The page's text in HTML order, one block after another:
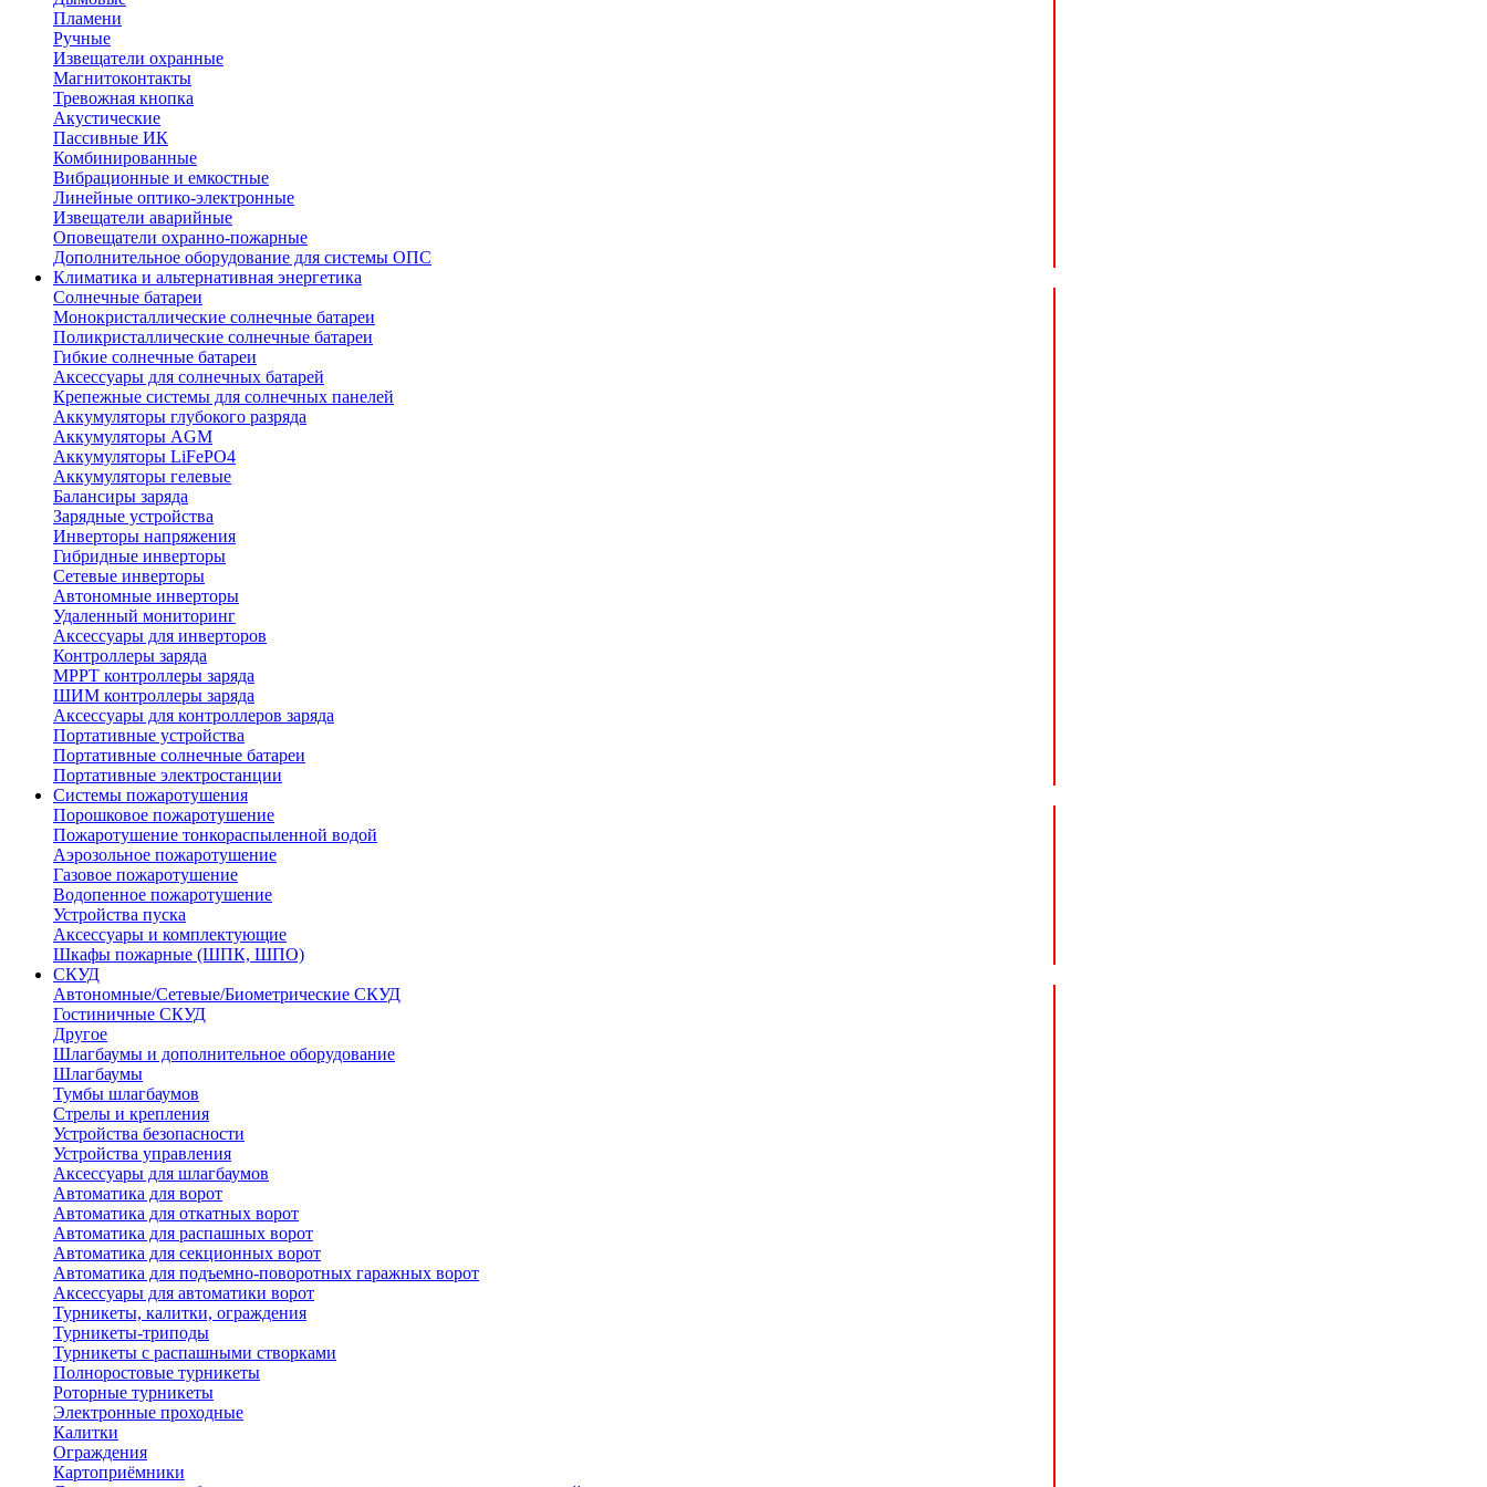
Пламени
Ручные
Извещатели охранные
Магнитоконтакты
Тревожная кнопка
Акустические
Пассивные ИК
Комбинированные
Вибрационные и емкостные
Линейные оптико-электронные
Извещатели аварийные
Оповещатели охранно-пожарные
Дополнительное оборудование для системы ОПС
Климатика и альтернативная энергетика
Солнечные батареи
Монокристаллические солнечные батареи
Поликристаллические солнечные батареи
Гибкие солнечные батареи
Аксессуары для солнечных батарей
Крепежные системы для солнечных панелей
Аккумуляторы глубокого разряда
Аккумуляторы AGM
Аккумуляторы LiFePO4
Аккумуляторы гелевые
Балансиры заряда
Зарядные устройства
Инверторы напряжения
Гибридные инверторы
Сетевые инверторы
Автономные инверторы
Удаленный мониторинг
Аксессуары для инверторов
Контроллеры заряда
MPPT контроллеры заряда
ШИМ контроллеры заряда
Аксессуары для контроллеров заряда
Портативные устройства
Портативные солнечные батареи
Портативные электростанции
Системы пожаротушения
Порошковое пожаротушение
Пожаротушение тонкораспыленной водой
Аэрозольное пожаротушение
Газовое пожаротушение
Водопенное пожаротушение
Устройства пуска
Аксессуары и комплектующие
Шкафы пожарные (ШПК, ШПО)
СКУД
Автономные/Сетевые/Биометрические СКУД
Гостиничные СКУД
Другое
Шлагбаумы и дополнительное оборудование
Шлагбаумы
Тумбы шлагбаумов
Стрелы и крепления
Устройства безопасности
Устройства управления
Аксессуары для шлагбаумов
Автоматика для ворот
Автоматика для откатных ворот
Автоматика для распашных ворот
Автоматика для секционных ворот
Автоматика для подъемно-поворотных гаражных ворот
Аксессуары для автоматики ворот
Турникеты, калитки, ограждения
Турникеты-триподы
Турникеты с распашными створками
Полноростовые турникеты
Роторные турникеты
Электронные проходные
Калитки
Ограждения
Картоприёмники